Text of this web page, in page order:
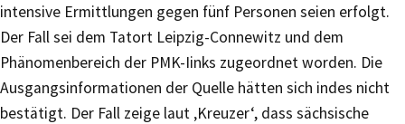
intensive Ermittlungen gegen fünf Personen seien erfolgt.
Der Fall sei dem Tatort Leipzig-Connewitz und dem
Phänomenbereich der PMK-Iinks zugeordnet worden. Die
Ausgangsinformationen der Quelle hätten sich indes nicht
bestätigt. Der Fall zeige laut ‚Kreuzer‘, dass sächsische